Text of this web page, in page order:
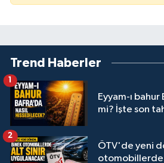
Trend Haberler
Eyyam-ı
mi? İşte son
1
ÖTV'de yeni
otomobillerde
2